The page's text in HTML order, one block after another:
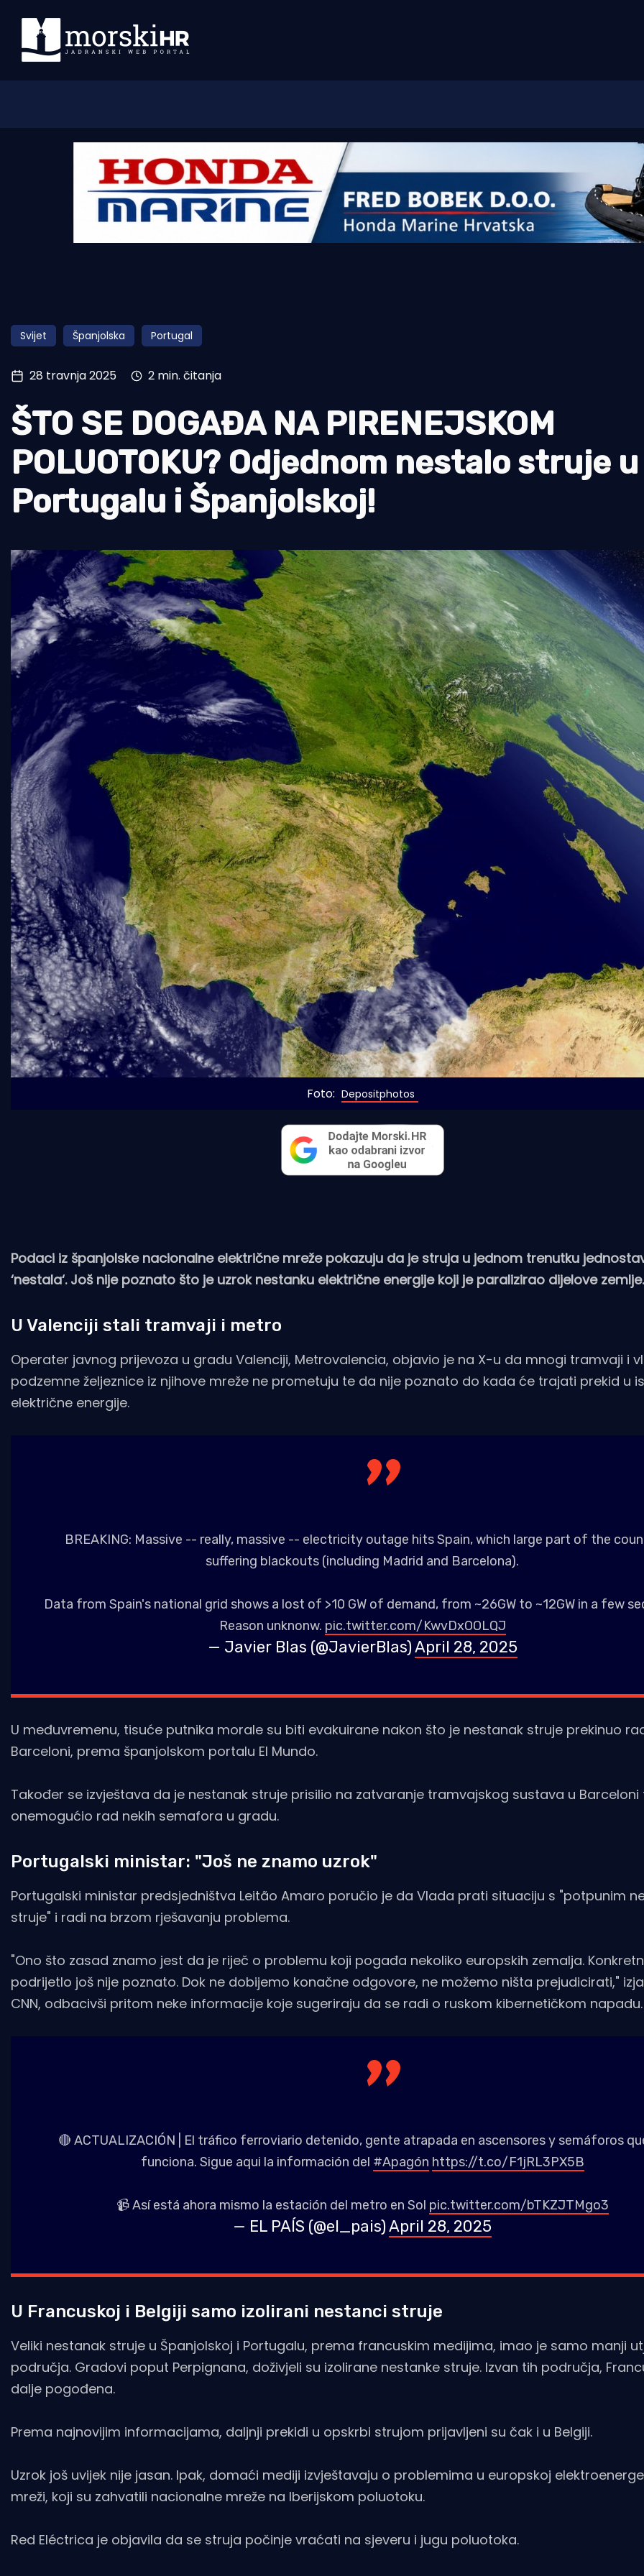
Morski plus
Pomorstvo
Ribolov
Ekologija
Tradicija i kultura
Svijet Španjolska Portugal
28 travnja 2025 2 min. čitanja
ŠTO SE DOGAĐA NA PIRENEJSKOM
POLUOTOKU? Odjednom nestalo struje u
Portugalu i Španjolskoj!
Foto: Depositphotos
Podaci iz španjolske nacionalne električne mreže pokazuju da je struja u jednom trenutku
‘nestala‘. Još nije poznato što je uzrok nestanku električne energije koji je paralizirao dijelove zemlje.
U Valenciji stali tramvaji i metro
Operater javnog prijevoza u gradu Valenciji, Metrovalencia, objavio je na X-u da mnogi tramvaji i
podzemne željeznice iz njihove mreže ne prometuju te da nije poznato do kada će trajati prekid u
električne energije.
BREAKING: Massive -- really, massive -- electricity outage hits Spain, which large part of the
suffering blackouts (including Madrid and Barcelona).
Data from Spain's national grid shows a lost of >10 GW of demand, from ~26GW to ~12GW in a few
Reason unknonw. pic.twitter.com/KwvDxOOLQJ
— Javier Blas (@JavierBlas)April 28, 2025
U međuvremenu, tisuće putnika morale su biti evakuirane nakon što je nestanak struje prekinuo
Barceloni, prema španjolskom portalu El Mundo.
Također se izvještava da je nestanak struje prisilio na zatvaranje tramvajskog sustava u Barceloni
onemogućio rad nekih semafora u gradu.
Portugalski ministar: "Još ne znamo uzrok"
Portugalski ministar predsjedništva Leitão Amaro poručio je da Vlada prati situaciju s "potpunim
struje" i radi na brzom rješavanju problema.
"Ono što zasad znamo jest da je riječ o problemu koji pogađa nekoliko europskih zemalja.
podrijetlo još nije poznato. Dok ne dobijemo konačne odgovore, ne možemo ništa prejudicirati,"
CNN, odbacivši pritom neke informacije koje sugeriraju da se radi o ruskom kibernetičkom napadu.
🔴 ACTUALIZACIÓN | El tráfico ferroviario detenido, gente atrapada en ascensores y semáforos
funciona. Sigue aqui la información del #Apagón https://t.co/F1jRL3PX5B
📹 Así está ahora mismo la estación del metro en Sol pic.twitter.com/bTKZJTMgo3
— EL PAÍS (@el_pais)April 28, 2025
U Francuskoj i Belgiji samo izolirani nestanci struje
Veliki nestanak struje u Španjolskoj i Portugalu, prema francuskim medijima, imao je samo manji
područja. Gradovi poput Perpignana, doživjeli su izolirane nestanke struje. Izvan tih područja,
dalje pogođena.
Prema najnovijim informacijama, daljnji prekidi u opskrbi strujom prijavljeni su čak i u Belgiji.
Uzrok još uvijek nije jasan. Ipak, domaći mediji izvještavaju o problemima u europskoj
mreži, koji su zahvatili nacionalne mreže na Iberijskom poluotoku.
Red Eléctrica je objavila da se struja počinje vraćati na sjeveru i jugu poluotoka.